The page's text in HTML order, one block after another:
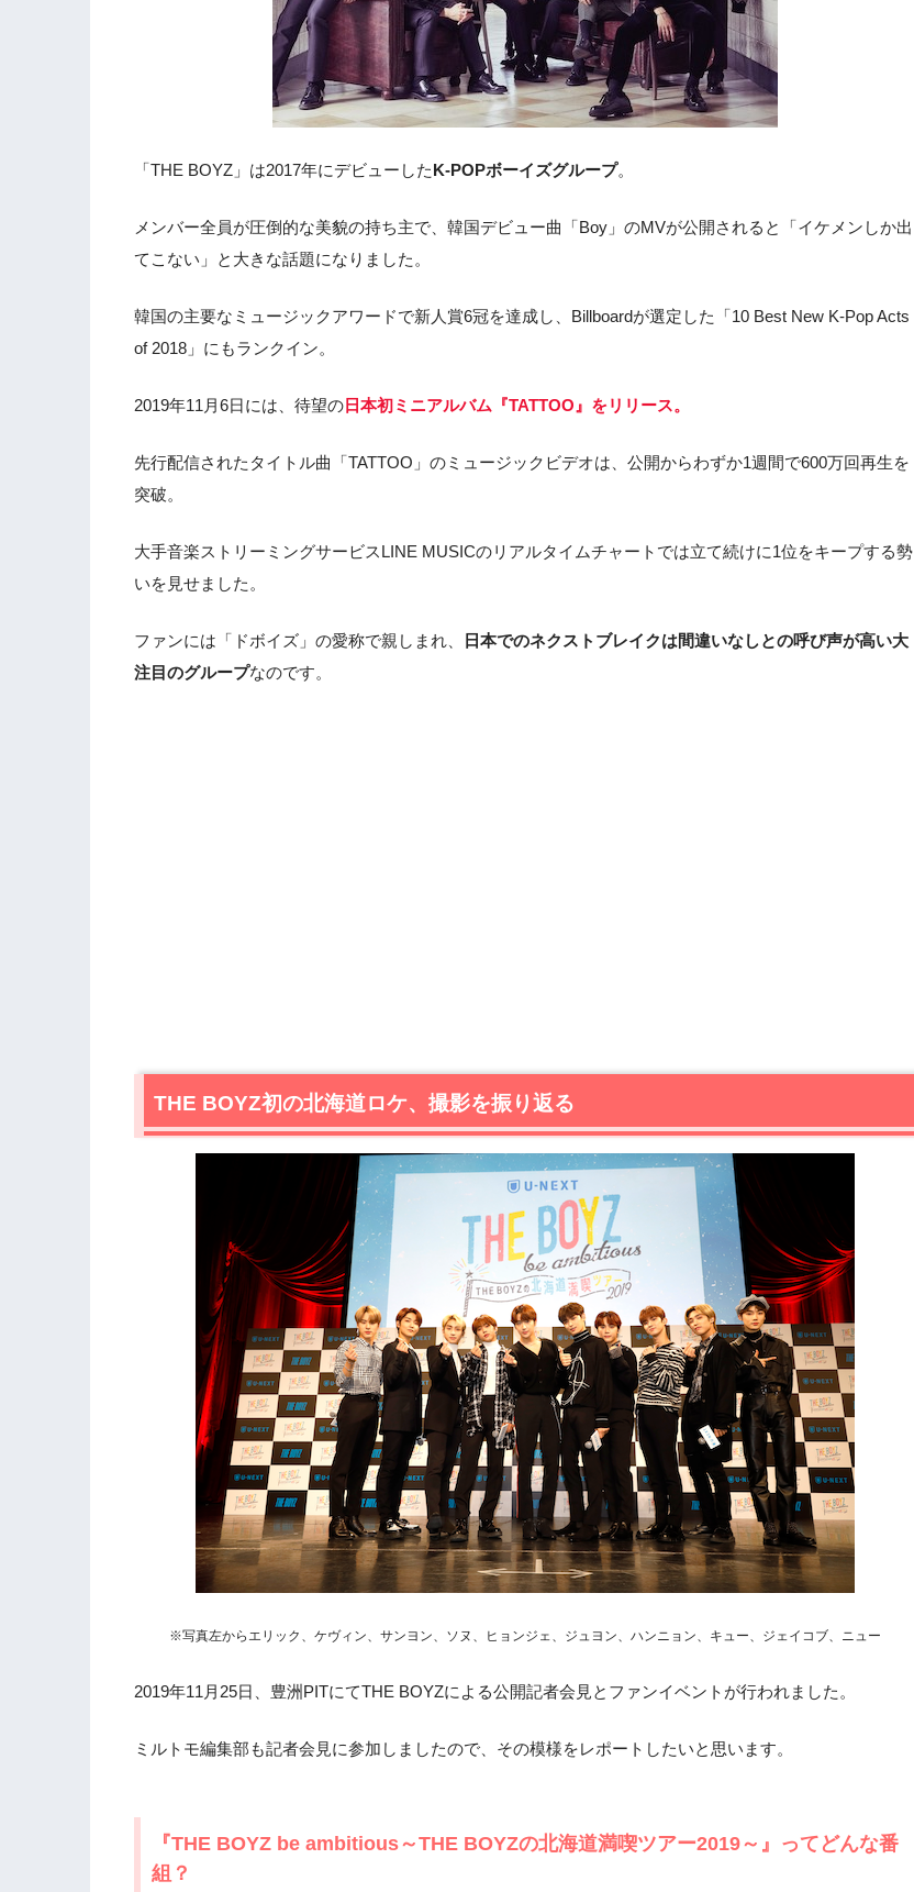
「THE BOYZ」は2017年にデビューしたK-POPボーイズグループ。
メンバー全員が圧倒的な美貌の持ち主で、韓国デビュー曲「Boy」のMVが公開されると「イケメンしか出
てこない」と大きな話題になりました。
韓国の主要なミュージックアワードで新人賞6冠を達成し、Billboardが選定した「10 Best New K-Pop Acts
of 2018」にもランクイン。
2019年11月6日には、待望の 日本初ミニアルバム『TATTOO』をリリース。
先行配信されたタイトル曲「TATTOO」のミュージックビデオは、公開からわずか1週間で600万回再生を
突破。
大手音楽ストリーミングサービスLINE MUSICのリアルタイムチャートでは立て続けに1位をキープする勢
いを見せました。
ファンには「ドボイズ」の愛称で親しまれ、
日本でのネクストブレイクは間違いなしとの呼び声が高い大
注目のグループなのです。
THE BOYZ初の北海道ロケ、撮影を振り返る
※写真左からエリック、ケヴィン、サンヨン、ソヌ、ヒョンジェ、ジュヨン、ハンニョン、キュー、ジェイコブ、ニュー
2019年11月25日、豊洲PITにてTHE BOYZによる公開記者会見とファンイベントが行われました。
ミルトモ編集部も記者会見に参加しましたので、その模様をレポートしたいと思います。
『THE BOYZ be ambitious～THE BOYZの北海道満喫ツアー2019～』ってどんな番
組？